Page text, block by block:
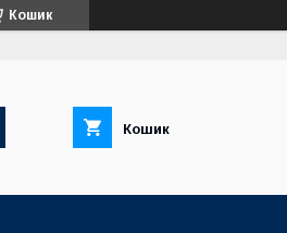
Кошик
Кошик